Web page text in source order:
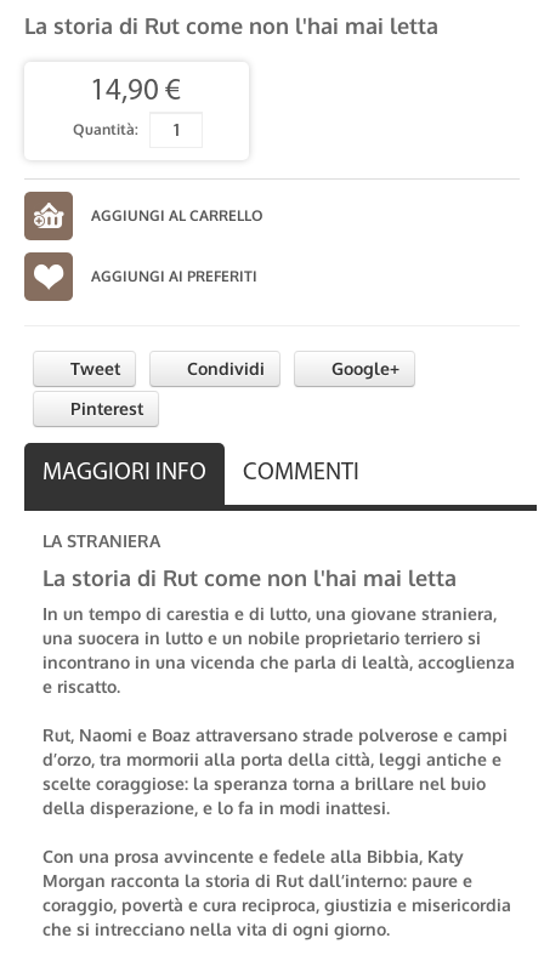
La storia di Rut come non l'hai mai letta
14,90 €
Quantità:
AGGIUNGI AI PREFERITI
Tweet Condividi
Google+
Pinterest
MAGGIORI INFO COMMENTI
LA STRANIERA
La storia di Rut come non l'hai mai letta
In un tempo di carestia e di lutto, una giovane straniera,
una suocera in lutto e un nobile proprietario terriero si
incontrano in una vicenda che parla di lealtà, accoglienza
e riscatto.
Rut, Naomi e Boaz attraversano strade polverose e campi
d’orzo, tra mormorii alla porta della città, leggi antiche e
scelte coraggiose: la speranza torna a brillare nel buio
della disperazione, e lo fa in modi inattesi.
Con una prosa avvincente e fedele alla Bibbia, Katy
Morgan racconta la storia di Rut dall’interno: paure e
coraggio, povertà e cura reciproca, giustizia e misericordia
che si intrecciano nella vita di ogni giorno.